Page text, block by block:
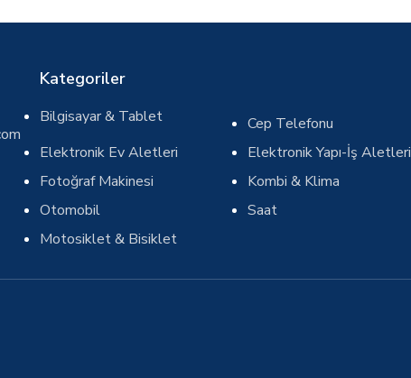
Kategoriler
Bilgisayar & Tablet
Cep Telefonu
Elektronik Ev Aletleri
Elektronik Yapı-İş Aletleri
Fotoğraf Makinesi
Kombi & Klima
Otomobil
Saat
Motosiklet & Bisiklet